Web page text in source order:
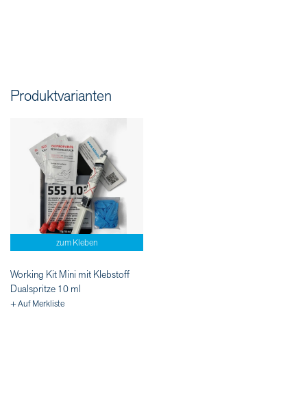
Produktvarianten
zum Kleben
Working Kit Mini mit Klebstoff
Dualspritze 10 ml
+ Auf Merkliste